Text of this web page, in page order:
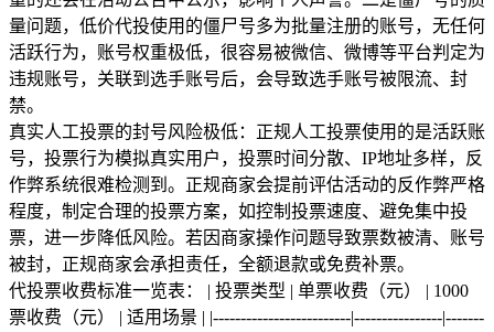
量问题，低价代投使用的僵尸号多为批量注册的账号，无任何
活跃行为，账号权重极低，很容易被微信、微博等平台判定为
违规账号，关联到选手账号后，会导致选手账号被限流、封
禁。
真实人工投票的封号风险极低：正规人工投票使用的是活跃账
号，投票行为模拟真实用户，投票时间分散、IP地址多样，反
作弊系统很难检测到。正规商家会提前评估活动的反作弊严格
程度，制定合理的投票方案，如控制投票速度、避免集中投
票，进一步降低风险。若因商家操作问题导致票数被清、账号
被封，正规商家会承担责任，全额退款或免费补票。
代投票收费标准一览表： | 投票类型 | 单票收费（元） | 1000
票收费（元） | 适用场景 | |-------------------------|----------------|-------